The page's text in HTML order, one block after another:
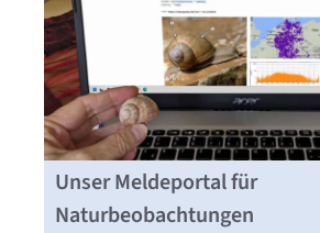
Unser Meldeportal für
Naturbeobachtungen